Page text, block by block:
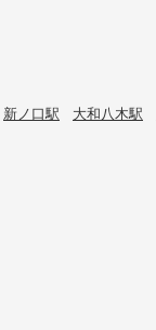
新ノ口駅 大和八木駅